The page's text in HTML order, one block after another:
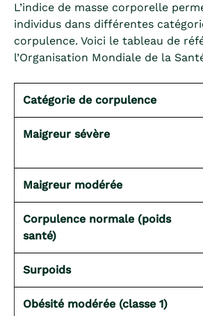
L’indice de masse corporelle
individus dans différentes
corpulence. Voici le tableau de
l’Organisation Mondiale de la
Catégorie de corpulence
Maigreur sévère
Maigreur modérée
Corpulence normale (poids
santé)
Surpoids
Obésité modérée (classe 1)